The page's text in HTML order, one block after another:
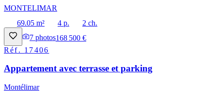
MONTELIMAR
69.05 m²
4 p.
2 ch.
7 photos168 500 €
Réf. 17406
Appartement avec terrasse et parking
Montélimar